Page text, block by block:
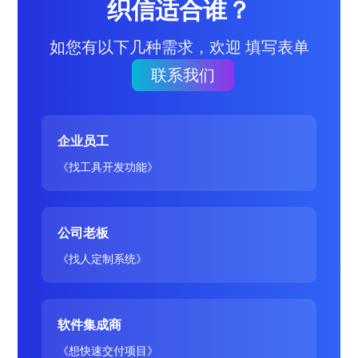
织信适合谁？
如您有以下几种需求，欢迎 填写表单
联系我们
企业员工
《找工具开发功能》
公司老板
《找人定制系统》
软件集成商
《想快速交付项目》